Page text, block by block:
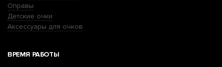
Оправы
Детские очки
Аксессуары для очков
ВРЕМЯ РАБОТЫ